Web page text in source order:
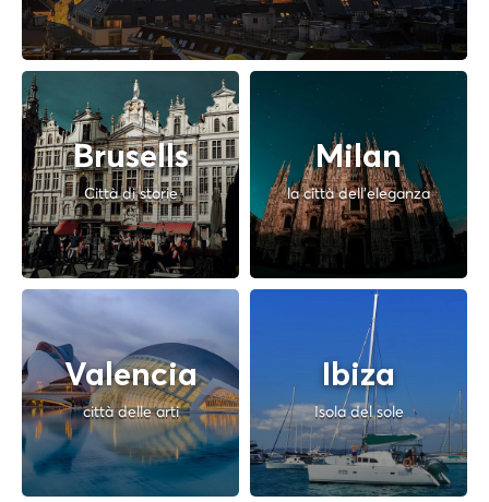
Brusells
Città di storie
Milan
la città dell'eleganza
Valencia
città delle arti
Ibiza
Isola del sole